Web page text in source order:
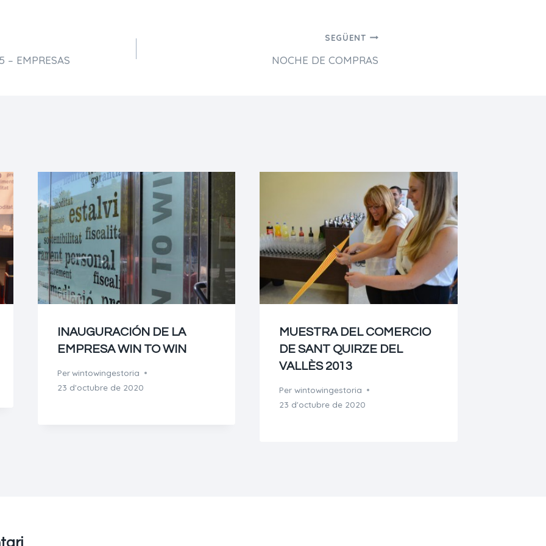
– EMPRESAS
SEGÜENT
NOCHE DE COMPRAS
INAUGURACIÓN DE LA
EMPRESA WIN TO WIN
Perwintowingestoria
23 d'octubre de 2020
MUESTRA DEL COMERCIO
DE SANT QUIRZE DEL
VALLÈS 2013
Per wintowingestoria
23 d'octubre de 2020